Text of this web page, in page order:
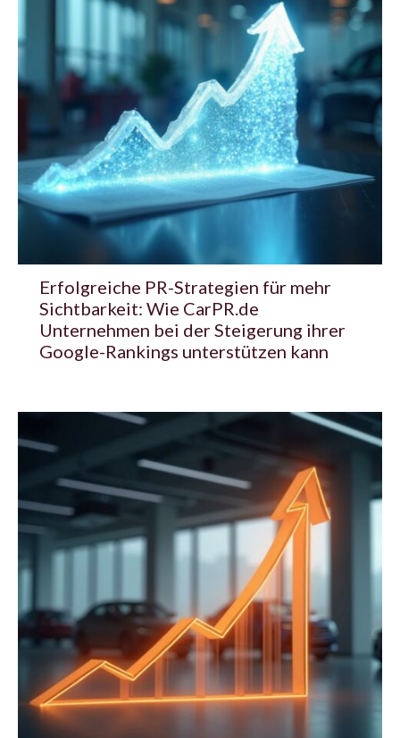
Erfolgreiche PR-Strategien für mehr
Sichtbarkeit: Wie CarPR.de
Unternehmen bei der Steigerung ihrer
Google-Rankings unterstützen kann